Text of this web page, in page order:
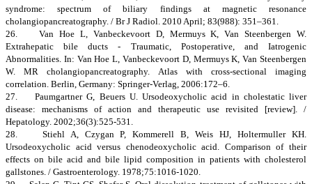
syndrome: spectrum of biliary findings at magnetic resonance
cholangiopancreatography. / Br J Radiol. 2010 April; 83(988): 351–361.
26. Van Hoe L, Vanbeckevoort D, Mermuys K, Van Steenbergen W.
Extrahepatic bile ducts - Traumatic, Postoperative, and Iatrogenic
Abnormalities. In: Van Hoe L, Vanbeckevoort D, Mermuys K, Van Steenbergen
W. MR cholangiopancreatography. Atlas with cross-sectional imaging
correlation. Berlin, Germany: Springer-Verlag, 2006:172–6.
27. Paumgartner G, Beuers U. Ursodeoxycholic acid in cholestatic liver
disease: mechanisms of action and therapeutic use revisited [review]. /
Hepatology. 2002;36(3):525-531.
28. Stiehl A, Czygan P, Kommerell B, Weis HJ, Holtermuller KH.
Ursodeoxycholic acid versus chenodeoxycholic acid. Comparison of their
effects on bile acid and bile lipid composition in patients with cholesterol
gallstones. / Gastroenterology. 1978;75:1016-1020.